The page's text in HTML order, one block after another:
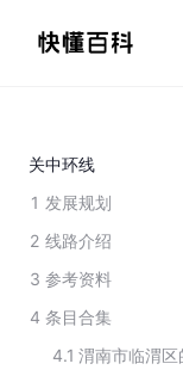
关中环线
1 发展规划
2 线路介绍
3 参考资料
4 条目合集
4.1